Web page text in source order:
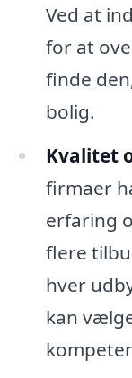
Ved at
for at
finde
bolig.
Kvalitet
firmaer
erfaring
flere
hver
kan